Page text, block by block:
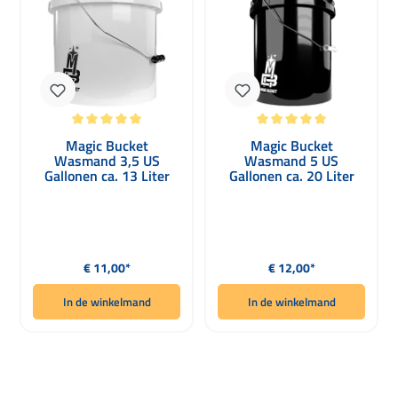
Gemiddelde waardering van 5 van 5 sterren
Magic Bucket
Wasmand 3,5 US
Gallonen ca. 13 Liter
Normale prijs:
€ 11,00*
In de winkelmand
Gemiddelde waardering van 5 van
Magic Bucket
Wasmand 5 US
Gallonen ca. 20 Liter
Normale prijs:
€ 12,00*
In de winkelmand